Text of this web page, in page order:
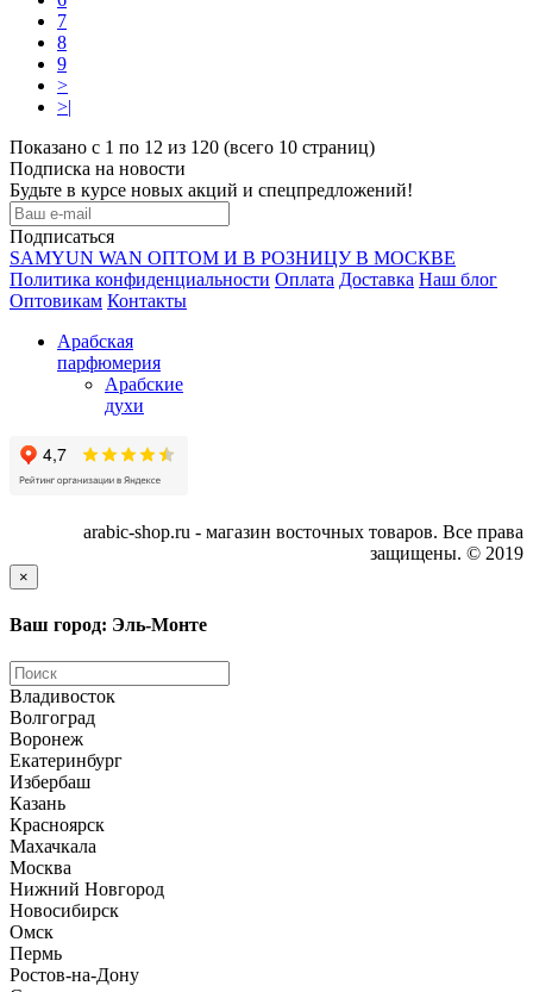
7
8
9
>
>|
Показано с 1 по 12 из 120 (всего 10 страниц)
Подписка на новости
Будьте в курсе новых акций и спецпредложений!
Подписаться
SAMYUN WAN ОПТОМ И В РОЗНИЦУ В МОСКВЕ
Политика конфиденциальности Оплата Доставка Наш блог
Оптовикам Контакты
Арабская
парфюмерия
Арабские
духи
arabic-shop.ru - магазин восточных товаров. Все права
защищены. © 2019
×
Ваш город: Эль-Монте
Владивосток
Волгоград
Воронеж
Екатеринбург
Избербаш
Казань
Красноярск
Махачкала
Москва
Нижний Новгород
Новосибирск
Омск
Пермь
Ростов-на-Дону